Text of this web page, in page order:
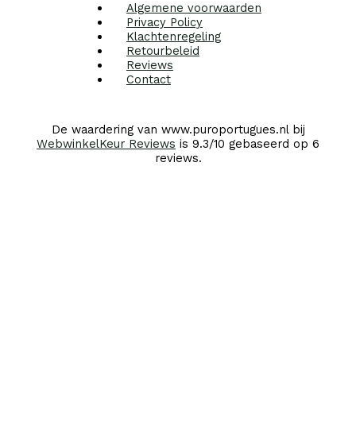
Algemene voorwaarden
Privacy Policy
Klachtenregeling
Retourbeleid
Reviews
Contact
De waardering van www.puroportugues.nl bij
WebwinkelKeur Reviews is 9.3/10 gebaseerd op 6
reviews.